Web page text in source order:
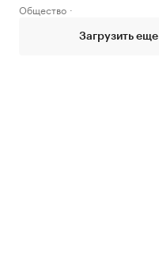
Общество
Загрузить еще